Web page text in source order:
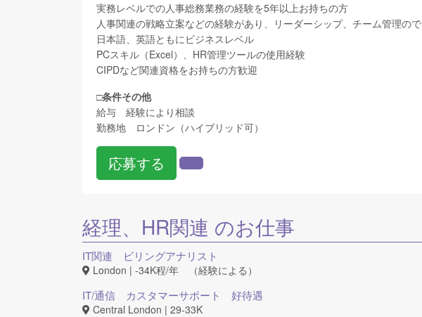
実務レベルでの人事総務業務の経験を5年以上お持ちの方
人事関連の戦略立案などの経験があり、リーダーシップ、チーム管理の
日本語、英語ともにビジネスレベル
PCスキル（Excel）、HR管理ツールの使用経験
CIPDなど関連資格をお持ちの方歓迎
□条件その他
給与 経験により相談
勤務地 ロンドン（ハイブリッド可）
応募する
経理、HR関連 のお仕事
IT関連 ビリングアナリスト
London | -34K程/年 （経験による）
IT/通信 カスタマーサポート 好待遇
Central London | 29-33K